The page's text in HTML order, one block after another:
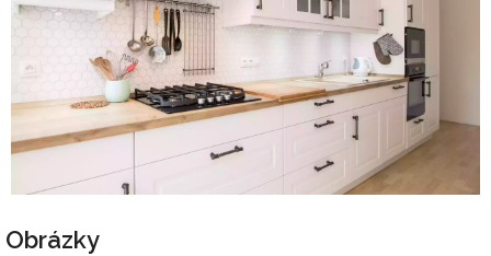
Obrázky